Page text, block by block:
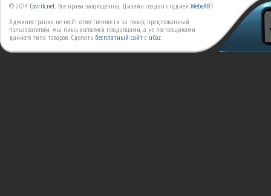
© 2014 Covrik.net. Все права защищенны. Дизайн создан студией WebeART
Администрация не несёт отвественности за товар, предложанный
пользователям, мы лишь являемся продавцами, а не постовщиками
данного типа товаров. Сделать бесплатный сайт с uCoz